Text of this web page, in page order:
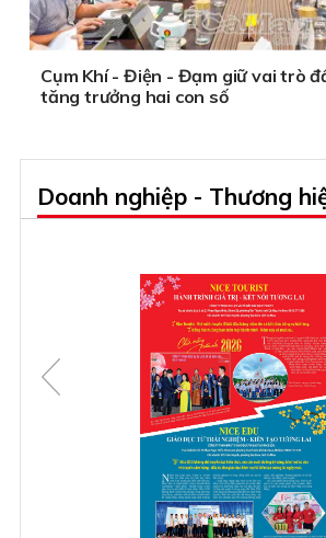
Cụm Khí - Điện - Đạm giữ vai trò
tăng trưởng hai con số
Doanh nghiệp - Thương